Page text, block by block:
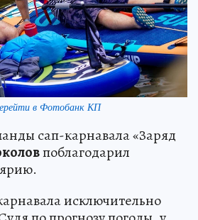
в Фотобанк КП
сап-карнавала «Заряд
поблагодарил
исключительно